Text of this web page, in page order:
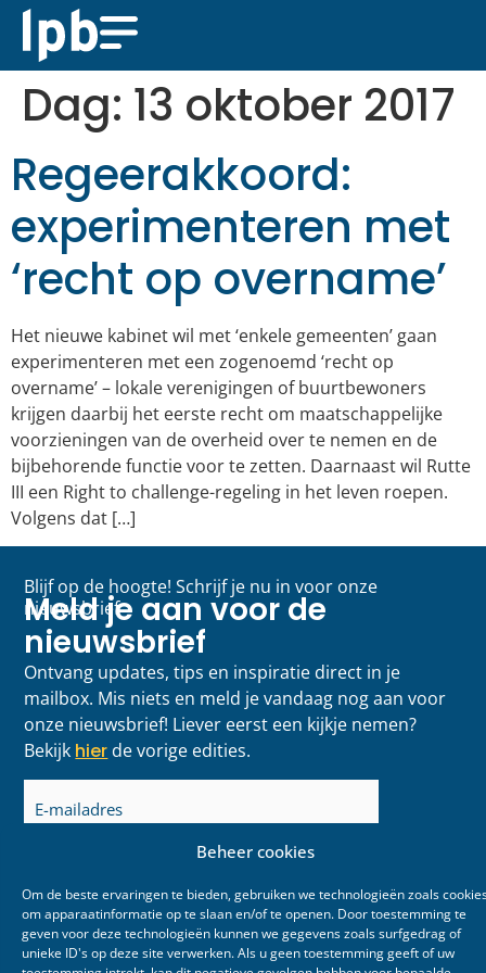
Beheer cookies
Om de beste ervaringen te bieden, gebruiken we technologieën zoals
om apparaatinformatie op te slaan en/of te openen. Door toestemming te
geven voor deze technologieën kunnen we gegevens zoals surfgedrag of
unieke ID's op deze site verwerken. Als u geen toestemming geeft of uw
Dag: 13 oktober 2017
Regeerakkoord:
experimenteren met
‘recht op overname’
Het nieuwe kabinet wil met ‘enkele gemeenten’ gaan
experimenteren met een zogenoemd ‘recht op
overname’ – lokale verenigingen of buurtbewoners
krijgen daarbij het eerste recht om maatschappelijke
voorzieningen van de overheid over te nemen en de
bijbehorende functie voor te zetten. Daarnaast wil Rutte
III een Right to challenge-regeling in het leven roepen.
Volgens dat […]
Blijf op de hoogte! Schrijf je nu in voor onze
nieuwsbrief
Meld je aan voor de
nieuwsbrief
Ontvang updates, tips en inspiratie direct in je
mailbox. Mis niets en meld je vandaag nog aan voor
onze nieuwsbrief! Liever eerst een kijkje nemen?
Bekijk hier de vorige edities.
E-
mailadres
(Vereist)